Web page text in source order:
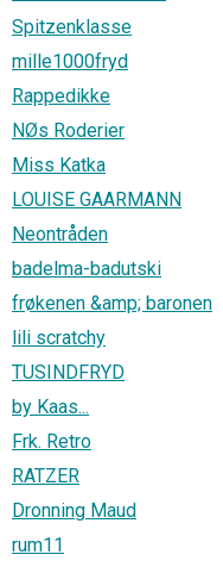
Spitzenklasse
mille1000fryd
Rappedikke
NØs Roderier
Miss Katka
LOUISE GAARMANN
Neontråden
badelma-badutski
frøkenen &amp; baronen
lili scratchy
TUSINDFRYD
by Kaas...
Frk. Retro
RATZER
Dronning Maud
rum11